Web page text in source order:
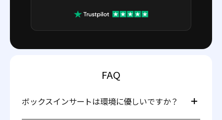
FAQ
ボックスインサートは環境に優しいですか？